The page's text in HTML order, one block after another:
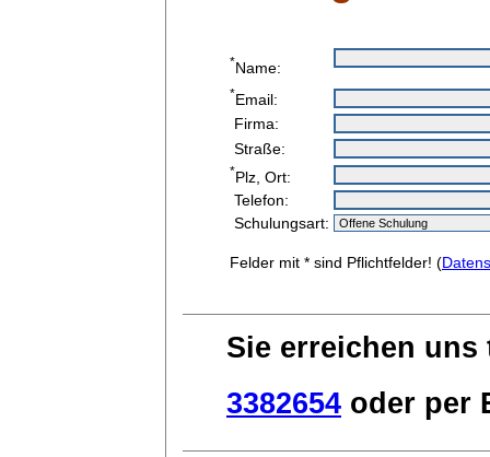
*Name:
*Email:
Firma:
Straße:
*Plz, Ort:
Telefon:
Schulungsart:
Felder mit * sind Pflichtfelder! (
Sie erreichen
3382654 oder per